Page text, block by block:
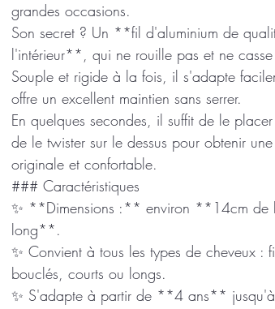
grandes occasions.
Son secret ? Un **fil d'aluminium de
l'intérieur**, qui ne rouille pas et ne
Souple et rigide à la fois, il s'adapte
offre un excellent maintien sans serrer.
En quelques secondes, il suffit de le
de le twister sur le dessus pour obtenir
originale et confortable.
### Caractéristiques
✨ **Dimensions :** environ **14cm de
long**.
✨ Convient à tous les types de cheveux :
bouclés, courts ou longs.
✨ S'adapte à partir de **4 ans**